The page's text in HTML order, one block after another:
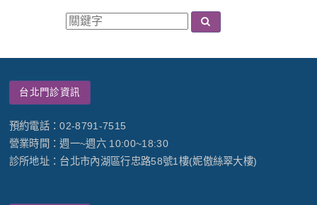
台北門診資訊
預約電話：02-8791-7515
營業時間：週一~週六 10:00~18:30
診所地址：台北市內湖區行忠路58號1樓(妮傲絲翠大樓)